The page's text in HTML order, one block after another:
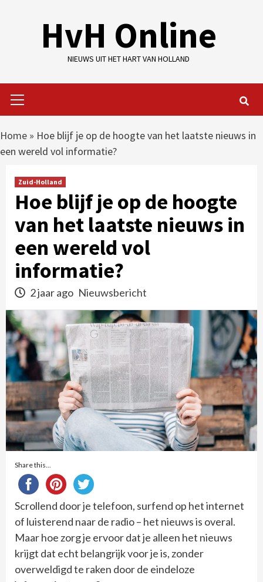
HvH Online
NIEUWS UIT HET HART VAN HOLLAND
Menu
Home » Hoe blijf je op de hoogte van het laatste nieuws in
een wereld vol informatie?
Zuid-Holland
Hoe blijf je op de hoogte
van het laatste nieuws in
een wereld vol
informatie?
2 jaar ago Nieuwsbericht
Share this...
Scrollend door je telefoon, surfend op het internet
of luisterend naar de radio – het nieuws is overal.
Maar hoe zorg je ervoor dat je alleen het nieuws
krijgt dat echt belangrijk voor je is, zonder
overweldigd te raken door de eindeloze